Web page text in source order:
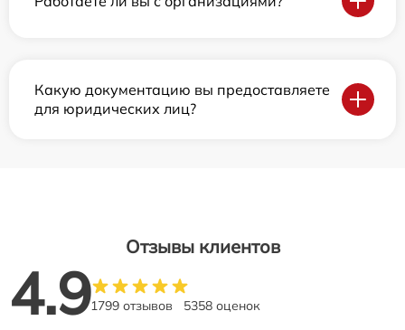
Какую документацию вы предоставляете
для юридических лиц?
Отзывы клиентов
4.91799 отзывов 5358 оценок